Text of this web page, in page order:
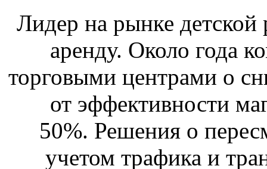
Лидер на рынке детской
аренду. Около года
торговыми центрами о
от эффективности
50%. Решения о
учетом трафика и